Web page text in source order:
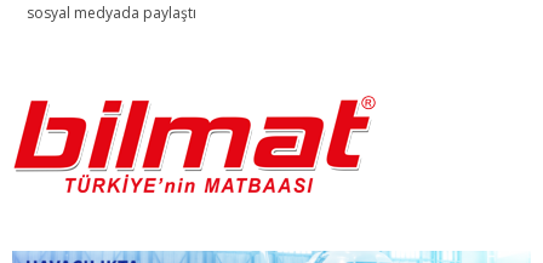
sosyal medyada paylaştı